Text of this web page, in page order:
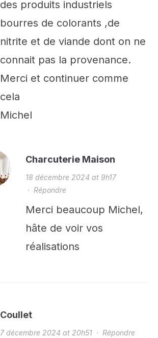
des produits industriels
bourres de colorants ,de
nitrite et de viande dont on ne
connait pas la provenance.
Merci et continuer comme
cela
Michel
Charcuterie Maison
18 décembre 2024 at 9h17
· Répondre
Merci beaucoup Michel,
hâte de voir vos
réalisations
Coullet
7 décembre 2024 at 20h51· Répondre